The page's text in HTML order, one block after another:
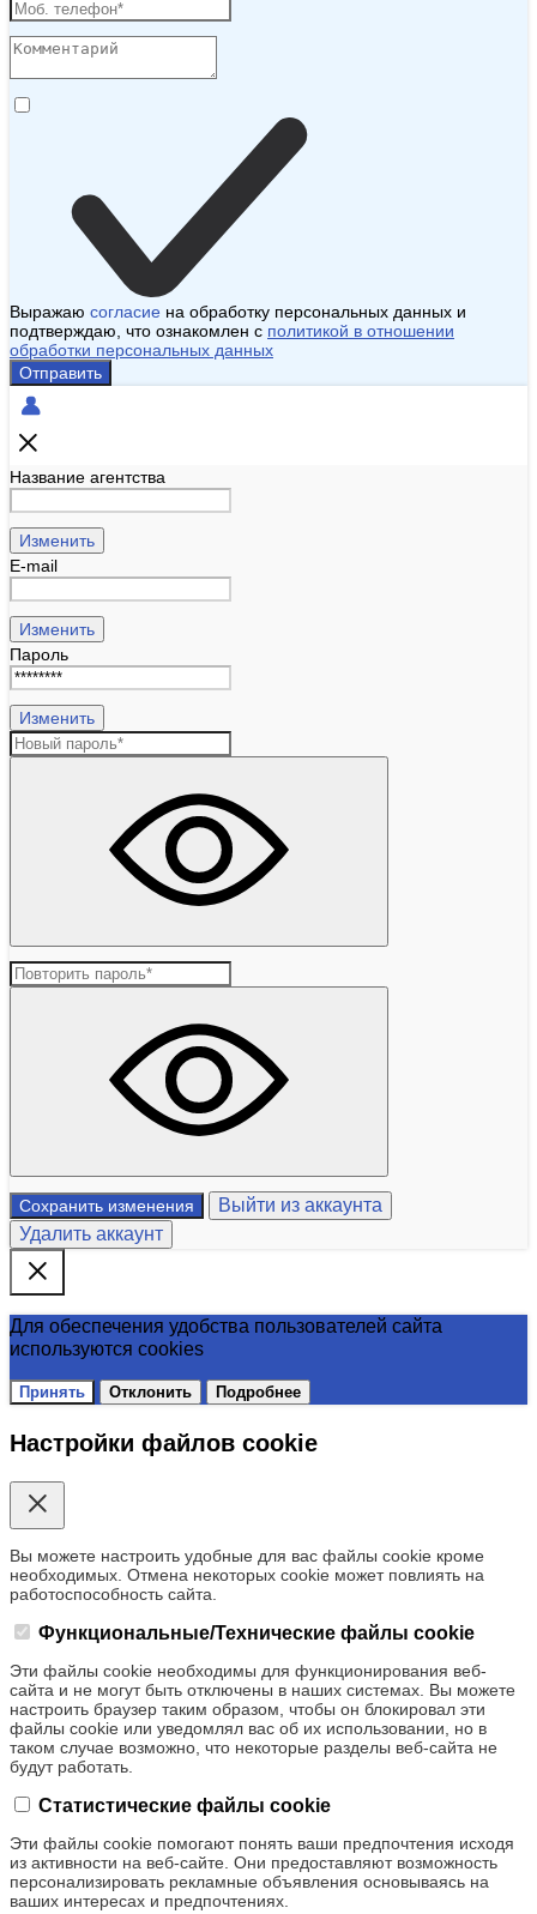
Выражаю согласие на обработку персональных данных и
подтверждаю, что ознакомлен с политикой в отношении
обработки персональных данных
Отправить
Название агентства
Изменить
E-mail
Изменить
Пароль
Изменить
Сохранить изменения
Выйти из аккаунта
Удалить аккаунт
Для обеспечения удобства пользователей сайта
используются cookies
Принять Отклонить Подробнее
Настройки файлов cookie
Вы можете настроить удобные для вас файлы cookie кроме
необходимых. Отмена некоторых cookie может повлиять на
работоспособность сайта.
Функциональные/Технические файлы cookie
Эти файлы cookie необходимы для функционирования веб-
сайта и не могут быть отключены в наших системах. Вы можете
настроить браузер таким образом, чтобы он блокировал эти
файлы cookie или уведомлял вас об их использовании, но в
таком случае возможно, что некоторые разделы веб-сайта не
будут работать.
Статистические файлы cookie
Эти файлы cookie помогают понять ваши предпочтения исходя
из активности на веб-сайте. Они предоставляют возможность
персонализировать рекламные объявления основываясь на
ваших интересах и предпочтениях.